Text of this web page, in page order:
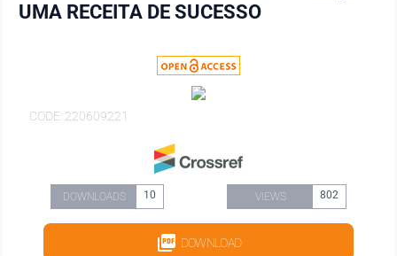
UMA RECEITA DE SUCESSO
CODE: 220609221
DOWNLOADS 10 VIEWS 802
DOWNLOAD